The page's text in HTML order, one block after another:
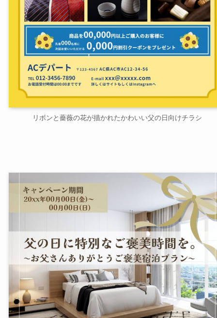
リボンと薔薇の花が描かれたかわいい父の日向けチラシ